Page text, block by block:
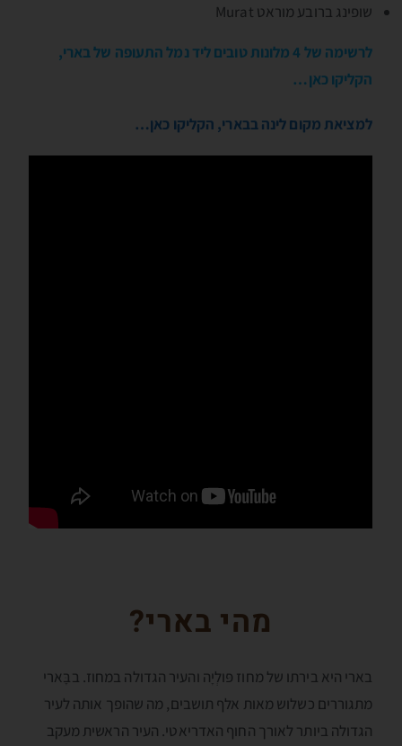
שופינג ברובע מוראט Murat
לרשימה של 4 מלונות טובים ליד נמל התעופה של בארי,
הקליקו כאן…
למציאת מקום לינה בבארי, הקליקו כאן…
מהי בארי?
בארי היא בירתו של מחוז פּולְיָה והעיר הגדולה במחוז. בבָּארי
מתגוררים כשלוש מאות אלף תושבים, מה שהופך אותה לעיר
הגדולה ביותר לאורך החוף האדריאטי. העיר הראשית מעקב